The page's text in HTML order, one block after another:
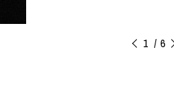
1 6